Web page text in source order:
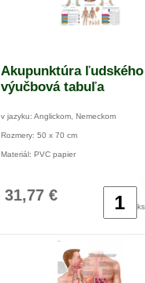
Akupunktúra
výučbová tabuľa
v jazyku: Anglickom, Nemeckom
Rozmery: 50 x 70 cm
Materiál: PVC papier
31,77 €
ks